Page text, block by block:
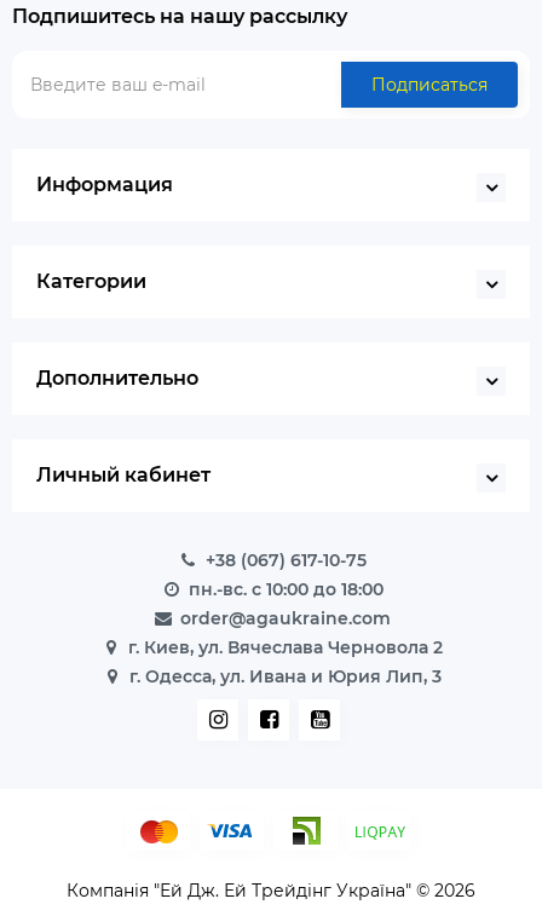
Подпишитесь на нашу рассылку
Подписаться
Информация
Категории
Дополнительно
Личный кабинет
+38 (067) 617-10-75
пн.-вс. с 10:00 до 18:00
order@agaukraine.com
г. Киев, ул. Вячеслава Черновола 2
г. Одесса, ул. Ивана и Юрия Лип, 3
Компанія "Ей Дж. Ей Трейдінг Україна" © 2026